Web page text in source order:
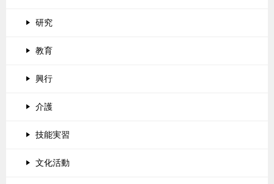
研究
教育
興行
介護
技能実習
文化活動